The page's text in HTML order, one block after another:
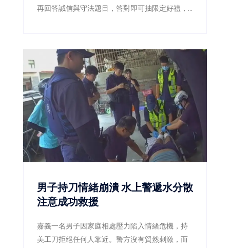
再回答誠信與守法題目，答對即可抽限定好禮，
男子持刀情緒崩潰 水上警遞水分散
注意成功救援
嘉義一名男子因家庭相處壓力陷入情緒危機，持
美工刀拒絕任何人靠近。警方沒有貿然刺激，而